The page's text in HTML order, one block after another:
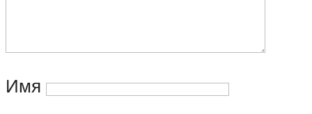
Имя